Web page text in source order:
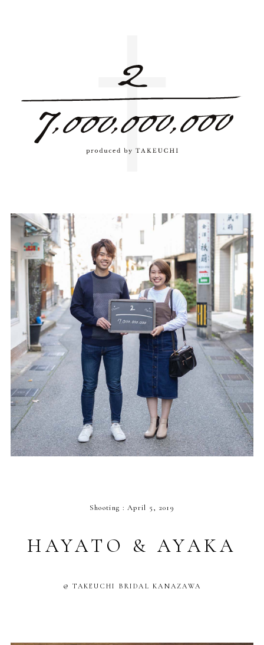
Shooting : April 5, 2019
HAYATO & AYAKA
@ TAKEUCHI BRIDAL KANAZAWA